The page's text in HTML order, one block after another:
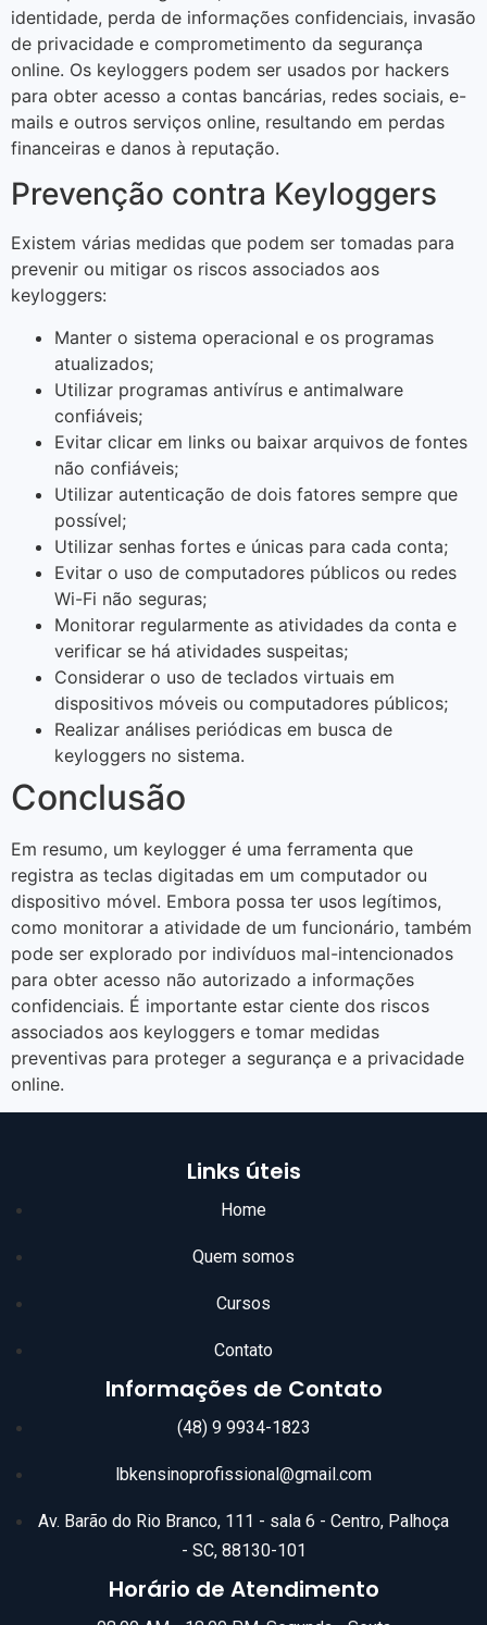
identidade, perda de informações confidenciais, invasão
de privacidade e comprometimento da segurança
online. Os keyloggers podem ser usados por hackers
para obter acesso a contas bancárias, redes sociais, e-
mails e outros serviços online, resultando em perdas
financeiras e danos à reputação.
Prevenção contra Keyloggers
Existem várias medidas que podem ser tomadas para
prevenir ou mitigar os riscos associados aos
keyloggers:
Manter o sistema operacional e os programas
atualizados;
Utilizar programas antivírus e antimalware
confiáveis;
Evitar clicar em links ou baixar arquivos de fontes
não confiáveis;
Utilizar autenticação de dois fatores sempre que
possível;
Utilizar senhas fortes e únicas para cada conta;
Evitar o uso de computadores públicos ou redes
Wi-Fi não seguras;
Monitorar regularmente as atividades da conta e
verificar se há atividades suspeitas;
Considerar o uso de teclados virtuais em
dispositivos móveis ou computadores públicos;
Realizar análises periódicas em busca de
keyloggers no sistema.
Conclusão
Em resumo, um keylogger é uma ferramenta que
registra as teclas digitadas em um computador ou
dispositivo móvel. Embora possa ter usos legítimos,
como monitorar a atividade de um funcionário, também
pode ser explorado por indivíduos mal-intencionados
para obter acesso não autorizado a informações
confidenciais. É importante estar ciente dos riscos
associados aos keyloggers e tomar medidas
preventivas para proteger a segurança e a privacidade
online.
Links úteis
Home
Quem somos
Cursos
Contato
Informações de Contato
(48) 9 9934-1823
lbkensinoprofissional@gmail.com
Av. Barão do Rio Branco, 111 - sala 6 - Centro, Palhoça
- SC, 88130-101
Horário de Atendimento